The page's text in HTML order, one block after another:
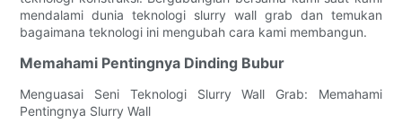
mendalami dunia teknologi slurry wall grab dan temukan
bagaimana teknologi ini mengubah cara kami membangun.
Memahami Pentingnya Dinding Bubur
Menguasai Seni Teknologi Slurry Wall Grab: Memahami
Pentingnya Slurry Wall